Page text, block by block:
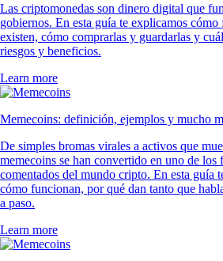
Las criptomonedas son dinero digital que
gobiernos. En esta guía te explicamos
existen, cómo comprarlas y guardarlas y
riesgos y beneficios.
Learn more
Memecoins: definición, ejemplos y mucho
De simples bromas virales a activos que
memecoins se han convertido en uno de los
comentados del mundo cripto. En esta guía
cómo funcionan, por qué dan tanto que
a paso.
Learn more